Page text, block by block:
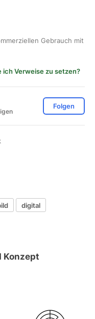
Gebrauch mit
ich Verweise zu setzen?
Folgen
digital
Konzept